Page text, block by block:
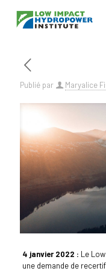
Publié par Maryalice
4 janvier 2022 : Le
une demande de